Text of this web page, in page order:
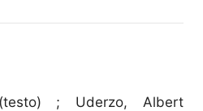
; Uderzo, Albert